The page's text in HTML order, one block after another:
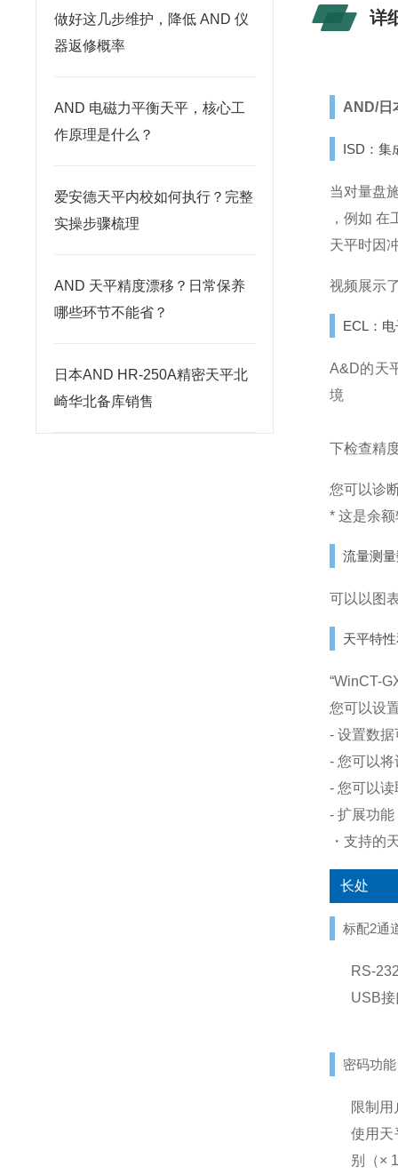
做好这几步维护，降低 AND 仪
器返修概率
AND 电磁力平衡天平，核心工
作原理是什么？
爱安德天平内校如何执行？完整
实操步骤梳理
AND 天平精度漂移？日常保养
哪些环节不能省？
日本AND HR-250A精密天平北
崎华北备库销售
详
AND/日
ISD：集
当对量盘
，例如
天平时因
视频展示
ECL：
A&D的天
境
下检查精
您可以诊
* 这是余
流量测
可以以图
天平特
“WinCT-
您可以设
- 设置数
- 您可以
- 您可以
- 扩展功
・支持的
长处
标配2通
RS-
USB
密码功能
限制
使用天
别（×